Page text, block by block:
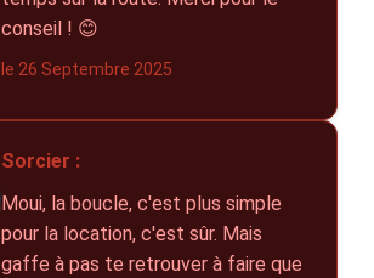
conseil ! 😊
le 26 Septembre 2025
Sorcier :
Moui, la boucle, c'est plus simple
pour la location, c'est sûr. Mais
gaffe à pas te retrouver à faire que